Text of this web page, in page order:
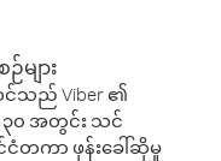
ျား
င်သည် Viber ၏
၃၀ အတွင်း သင်
တကာ ဖုန်းခေါ်ဆိုမှု